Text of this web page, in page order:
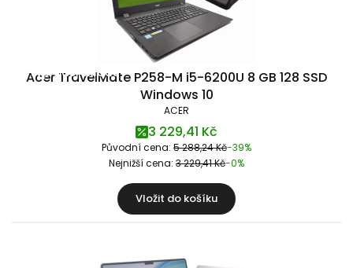
Výprodej skladu
Acer TravelMate P258-M i5-6200U 8 GB 128 SSD
Windows 10
ACER
3 229,41 Kč
Původní cena: 5 288,24 Kč-39%
Nejnižší cena: 3 229,41 Kč-0%
Vložit do košíku